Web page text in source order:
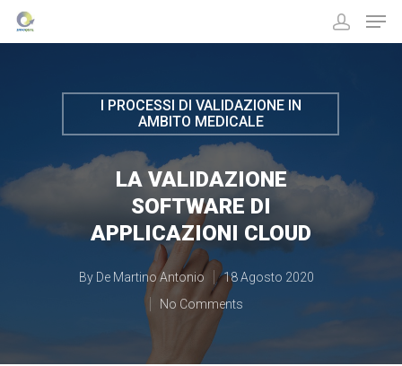
Hit enter to search or ESC to close
I PROCESSI DI VALIDAZIONE IN
AMBITO MEDICALE
LA VALIDAZIONE
SOFTWARE DI
APPLICAZIONI CLOUD
By De Martino Antonio
18 Agosto 2020
No Comments